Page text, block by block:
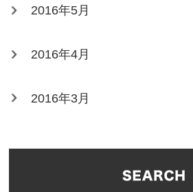
2016年5月
2016年4月
2016年3月